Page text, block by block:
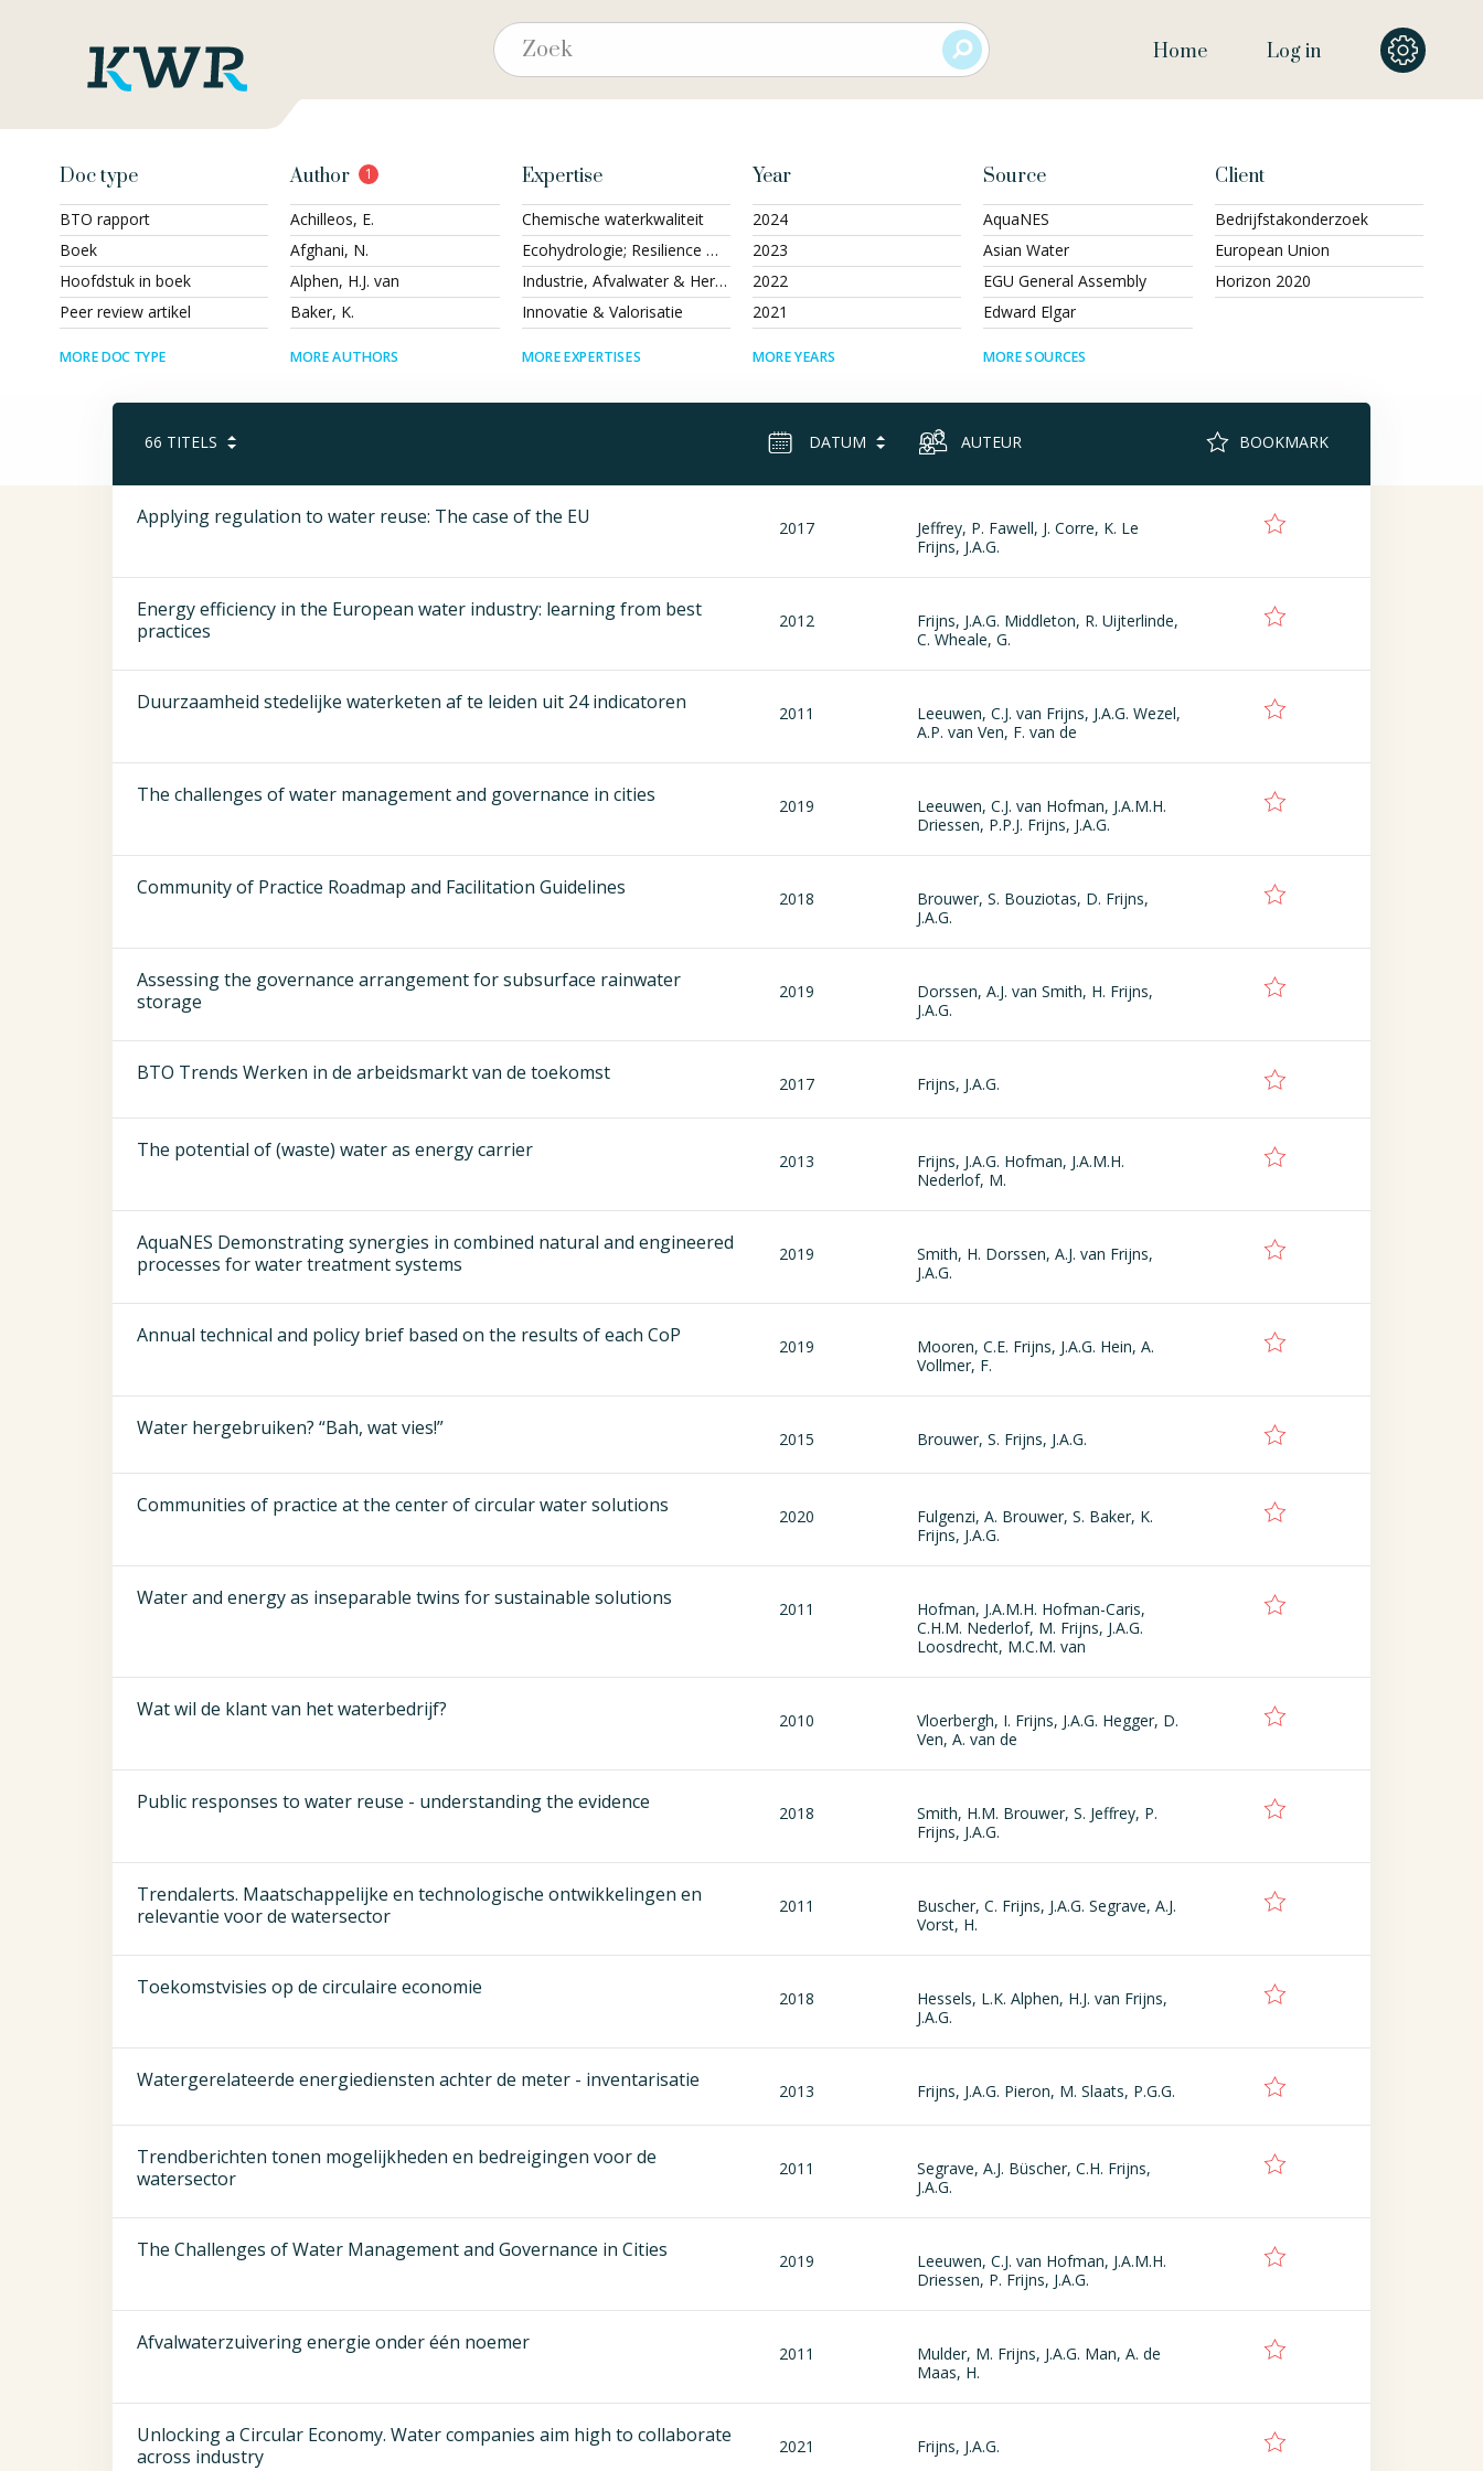
Home Log in
Doc type
BTO rapport
Boek
Hoofdstuk in boek
Peer review artikel
MORE DOC TYPE
Author 1
Achilleos, E.
Afghani, N.
Alphen, H.J. van
Baker, K.
MORE AUTHORS
Expertise
Chemische waterkwaliteit
Ecohydrologie; Resilience Management & Governance; Waterinfrastructuur
Industrie, Afvalwater & Hergebruik
Innovatie & Valorisatie
MORE EXPERTISES
Year
2024
2023
2022
2021
MORE YEARS
Source
AquaNES
Asian Water
EGU General Assembly
Edward Elgar
MORE SOURCES
Client
Bedrijfstakonderzoek
European Union
Horizon 2020
66 TITELS DATUM AUTEUR BOOKMARK
Applying regulation to water reuse: The case of the EU 2017
Jeffrey, P. Fawell, J. Corre, K. Le
Frijns, J.A.G.
Energy efficiency in the European water industry: learning from best
practices
2012
Frijns, J.A.G. Middleton, R. Uijterlinde,
C. Wheale, G.
Duurzaamheid stedelijke waterketen af te leiden uit 24 indicatoren 2011
Leeuwen, C.J. van Frijns, J.A.G. Wezel,
A.P. van Ven, F. van de
The challenges of water management and governance in cities 2019
Leeuwen, C.J. van Hofman, J.A.M.H.
Driessen, P.P.J. Frijns, J.A.G.
Community of Practice Roadmap and Facilitation Guidelines 2018
Brouwer, S. Bouziotas, D. Frijns,
J.A.G.
Assessing the governance arrangement for subsurface rainwater
storage
2019
Dorssen, A.J. van Smith, H. Frijns,
J.A.G.
BTO Trends Werken in de arbeidsmarkt van de toekomst 2017 Frijns, J.A.G.
The potential of (waste) water as energy carrier 2013
Frijns, J.A.G. Hofman, J.A.M.H.
Nederlof, M.
AquaNES Demonstrating synergies in combined natural and engineered
processes for water treatment systems
2019
Smith, H. Dorssen, A.J. van Frijns,
J.A.G.
Annual technical and policy brief based on the results of each CoP 2019
Mooren, C.E. Frijns, J.A.G. Hein, A.
Vollmer, F.
Water hergebruiken? “Bah, wat vies!” 2015 Brouwer, S. Frijns, J.A.G.
Communities of practice at the center of circular water solutions 2020
Fulgenzi, A. Brouwer, S. Baker, K.
Frijns, J.A.G.
Water and energy as inseparable twins for sustainable solutions 2011
Hofman, J.A.M.H. Hofman-Caris,
C.H.M. Nederlof, M. Frijns, J.A.G.
Loosdrecht, M.C.M. van
Wat wil de klant van het waterbedrijf? 2010
Vloerbergh, I. Frijns, J.A.G. Hegger, D.
Ven, A. van de
Public responses to water reuse - understanding the evidence 2018
Smith, H.M. Brouwer, S. Jeffrey, P.
Frijns, J.A.G.
Trendalerts. Maatschappelijke en technologische ontwikkelingen en
relevantie voor de watersector
2011
Buscher, C. Frijns, J.A.G. Segrave, A.J.
Vorst, H.
Toekomstvisies op de circulaire economie 2018
Hessels, L.K. Alphen, H.J. van Frijns,
J.A.G.
Watergerelateerde energiediensten achter de meter - inventarisatie 2013 Frijns, J.A.G. Pieron, M. Slaats, P.G.G.
Trendberichten tonen mogelijkheden en bedreigingen voor de
watersector
2011
Segrave, A.J. Büscher, C.H. Frijns,
J.A.G.
The Challenges of Water Management and Governance in Cities 2019
Leeuwen, C.J. van Hofman, J.A.M.H.
Driessen, P. Frijns, J.A.G.
Afvalwaterzuivering energie onder één noemer 2011
Mulder, M. Frijns, J.A.G. Man, A. de
Maas, H.
Unlocking a Circular Economy. Water companies aim high to collaborate
across industry
2021 Frijns, J.A.G.